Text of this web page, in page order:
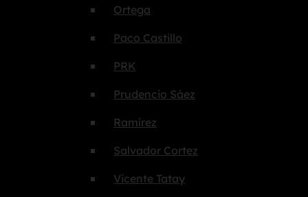
Ortega
Paco Castillo
PRK
Prudencio Sáez
Ramírez
Salvador Cortez
Vicente Tatay